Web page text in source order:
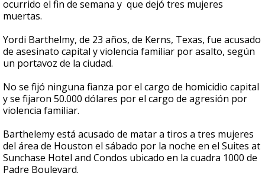
minute,
26
ocurrido el fin de semana y que dejó tres mujeres
muertas.
Yordi Barthelmy, de 23 años, de Kerns, Texas, fue acusado
de asesinato capital y violencia familiar por asalto, según
un portavoz de la ciudad.
No se fijó ninguna fianza por el cargo de homicidio capital
y se fijaron 50.000 dólares por el cargo de agresión por
violencia familiar.
Barthelemy está acusado de matar a tiros a tres mujeres
del área de Houston el sábado por la noche en el Suites at
Sunchase Hotel and Condos ubicado en la cuadra 1000 de
Padre Boulevard.